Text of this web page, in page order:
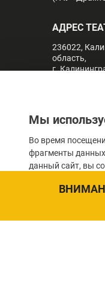
Мы
Во время
фрагменты
данный сайт, вы
АДРЕС
236022,
область,
г.
8 (4012) 21
(обед 14:00 -
СБ-ВС: 11:00
(обед 14:00 -
ПН-ВТ:
Telegram